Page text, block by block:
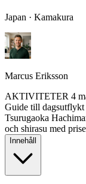
Japan · Kamakura
Marcus Eriksson
AKTIVITETER 4
Guide till
Tsurugaoka
och shirasu med
Innehåll